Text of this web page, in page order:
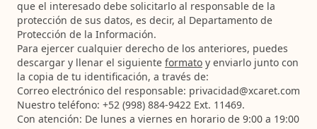
que el interesado debe solicitarlo al responsable de la
protección de sus datos, es decir, al Departamento de
Protección de la Información.
Para ejercer cualquier derecho de los anteriores, puedes
descargar y llenar el siguiente formato y enviarlo junto con
la copia de tu identificación, a través de:
Correo electrónico del responsable: privacidad@xcaret.com
Nuestro teléfono: +52 (998) 884-9422 Ext. 11469.
Con atención: De lunes a viernes en horario de 9:00 a 19:00